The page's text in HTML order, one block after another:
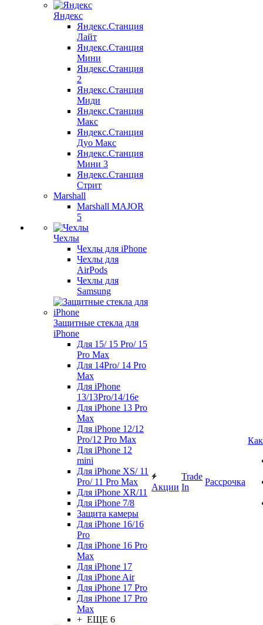
Яндекс
Яндекс.Станция
Лайт
Яндекс.Станция
Мини
Яндекс.Станция
2
Яндекс.Станция
Миди
Яндекс.Станция
Макс
Яндекс.Станция
Дуо Макс
Яндекс.Станция
Мини 3
Яндекс.Станция
Стрит
Marshall
Marshall MAJOR
5
Чехлы
Чехлы для iPhone
Чехлы для
AirPods
Чехлы для
Samsung
Защитные стекла для
iPhone
Для 15/ 15 Pro/ 15
Pro Max
Для 14Pro/ 14 Pro
Max
Для iPhone
13/13Pro/14/16e
Для iPhone 13 Pro
Max
Для iPhone 12/12
Pro/12 Pro Max
Для iPhone 12
mini
Для iPhone XS/ 11
Pro/ 11 Pro Max
Для iPhone XR/11
Для iPhone 7/8
Защита камеры
Для iPhone 16/16
Pro
Для iPhone 16 Pro
Max
Для iPhone 17
Для iPhone Air
Для iPhone 17 Pro
Для iPhone 17 Pro
Max
+ ЕЩЕ 6
Акции
Trade
In
Рассрочка